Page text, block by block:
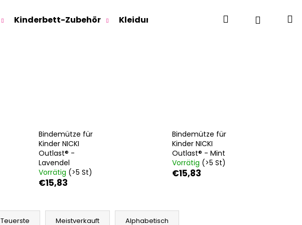
Kinderbett-Zubehör Kleidung für Jugendliche Für
SuchenLogin
Bindemütze für
Kinder NICKI
Outlast® -
Lavendel
Vorrätig (>5 St)
€15,83
Bindemütze für
Kinder NICKI
Outlast® - Mint
Vorrätig (>5 St)
€15,83
Teuerste Meistverkauft Alphabetisch
KINDERSITZUNTERLAGE OUTLAST® -